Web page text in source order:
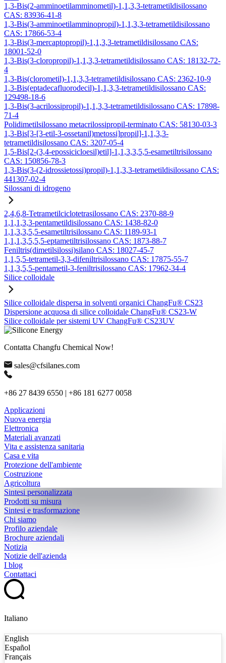
1,3-Bis(2-amminoetilamminometil)-1,1,3,3-tetrametildisilossano
CAS: 83936-41-8
1,3-Bis(3-amminoetilamminopropil)-1,1,3,3-tetrametildisilossano
CAS: 17866-53-4
1,3-Bis(3-mercaptopropil)-1,1,3,3-tetrametildisilossano CAS:
18001-52-0
1,3-Bis(3-cloropropil)-1,1,3,3-tetrametildisilossano CAS: 18132-72-
4
1,3-Bis(clorometil)-1,1,3,3-tetrametildisilossano CAS: 2362-10-9
1,3-Bis(eptadecafluorodecil)-1,1,3,3-tetrametildisilossano CAS:
129498-18-6
1,3-Bis(3-acrilossipropil)-1,1,3,3-tetrametildisilossano CAS: 17898-
71-4
Polidimetilsilossano metacrilossipropil-terminato CAS: 58130-03-3
1,3-Bis[3-[3-etil-3-ossetanil)metossi]propil]-1,1,3,3-
tetrametildisilossano CAS: 3207-05-4
1,5-Bis[2-(3,4-epossicicloesil)etil]-1,1,3,3,5,5-esametiltrisilossano
CAS: 150856-78-3
1,3-Bis(3-(2-idrossietossi)propil)-1,1,3,3-tetrametildisilossano CAS:
441307-02-4
Silossani di idrogeno
2,4,6,8-Tetrametilciclotetrasilossano CAS: 2370-88-9
1,1,1,3,3-pentametildisilossano CAS: 1438-82-0
1,1,3,3,5,5-esametiltrisilossano CAS: 1189-93-1
1,1,1,3,5,5,5-eptametiltrisilossano CAS: 1873-88-7
Feniltris(dimetilsilossi)silano CAS: 18027-45-7
1,1,5,5-tetrametil-3,3-difeniltrisilossano CAS: 17875-55-7
1,1,3,5,5-pentametil-3-feniltrisilossano CAS: 17962-34-4
Silice colloidale
Silice colloidale dispersa in solventi organici ChangFu® CS23
Dispersione acquosa di silice colloidale ChangFu® CS23-W
Silice colloidale per sistemi UV ChangFu® CS23UV
Contatta Changfu Chemical Now!
sales@cfsilanes.com
+86 27 8439 6550 | +86 181 6277 0058
Applicazioni
Nuova energia
Elettronica
Materiali avanzati
Vita e assistenza sanitaria
Casa e vita
Protezione dell'ambiente
Costruzione
Agricoltura
Sintesi personalizzata
Prodotti su misura
Sintesi e trasformazione
Chi siamo
Profilo aziendale
Brochure aziendali
Notizia
Notizie dell'azienda
I blog
Contattaci
Italiano
English
Español
Français